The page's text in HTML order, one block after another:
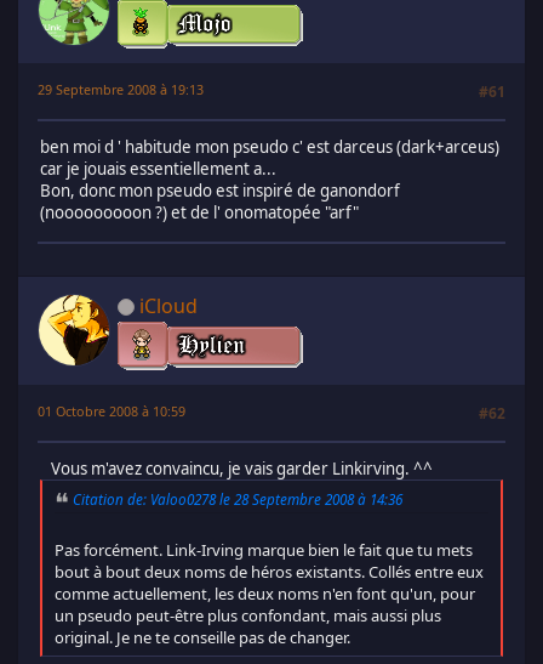
29 Septembre 2008 à 19:13 #61
ben moi d ' habitude mon pseudo c' est darceus (dark+arceus)
car je jouais essentiellement a...
Bon, donc mon pseudo est inspiré de ganondorf
(nooooooooon ?) et de l' onomatopée "arf"
iCloud
01 Octobre 2008 à 10:59 #62
Vous m'avez convaincu, je vais garder Linkirving. ^^
Citation de: Valoo0278 le 28 Septembre 2008 à 14:36
Pas forcément. Link-Irving marque bien le fait que tu mets
bout à bout deux noms de héros existants. Collés entre eux
comme actuellement, les deux noms n'en font qu'un, pour
un pseudo peut-être plus confondant, mais aussi plus
original. Je ne te conseille pas de changer.